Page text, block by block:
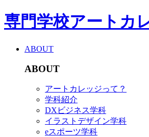
専門学校アートカ
ABOUT
ABOUT
アートカレッジって？
学科紹介
DXビジネス学科
イラストデザイン学科
eスポーツ学科